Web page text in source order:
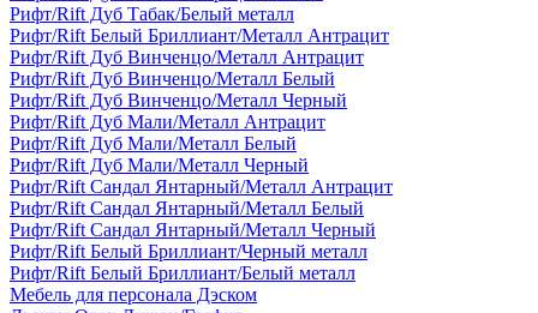
Рифт/Rift Дуб Табак/Белый металл
Рифт/Rift Белый Бриллиант/Металл Антрацит
Рифт/Rift Дуб Винченцо/Металл Антрацит
Рифт/Rift Дуб Винченцо/Металл Белый
Рифт/Rift Дуб Винченцо/Металл Черный
Рифт/Rift Дуб Мали/Металл Антрацит
Рифт/Rift Дуб Мали/Металл Белый
Рифт/Rift Дуб Мали/Металл Черный
Рифт/Rift Сандал Янтарный/Металл Антрацит
Рифт/Rift Сандал Янтарный/Металл Белый
Рифт/Rift Сандал Янтарный/Металл Черный
Рифт/Rift Белый Бриллиант/Черный металл
Рифт/Rift Белый Бриллиант/Белый металл
Мебель для персонала Дэском